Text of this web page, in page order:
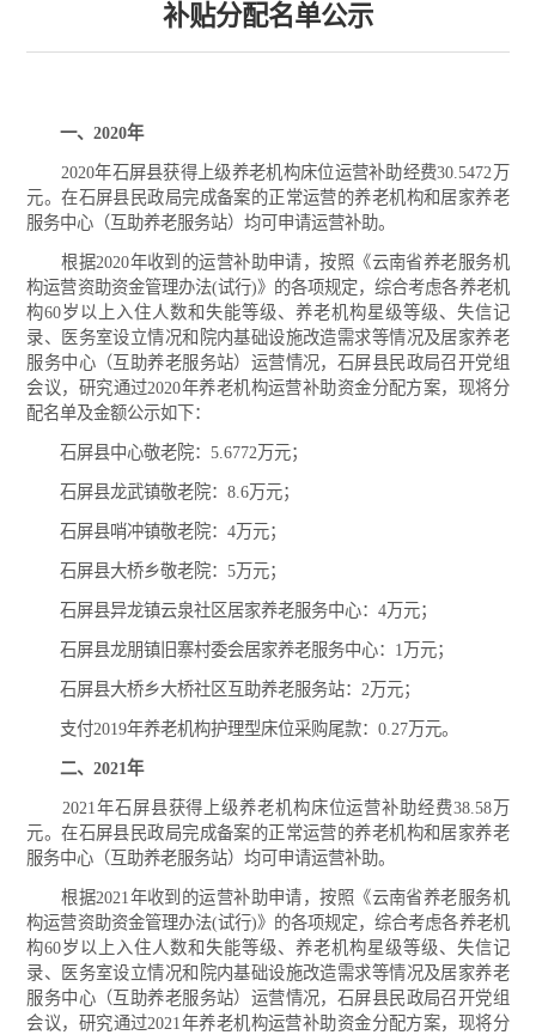
补贴分配名单公示
一、2020年
2020年石屏县获得上级养老机构床位运营补助经费30.5472万
元。在石屏县民政局完成备案的正常运营的养老机构和居家养老
服务中心（互助养老服务站）均可申请运营补助。
根据2020年收到的运营补助申请，按照《云南省养老服务机
构运营资助资金管理办法(试行)》的各项规定，综合考虑各养老机
构60岁以上入住人数和失能等级、养老机构星级等级、失信记
录、医务室设立情况和院内基础设施改造需求等情况及居家养老
服务中心（互助养老服务站）运营情况，石屏县民政局召开党组
会议，研究通过2020年养老机构运营补助资金分配方案，现将分
配名单及金额公示如下：
石屏县中心敬老院：5.6772万元；
石屏县龙武镇敬老院：8.6万元；
石屏县哨冲镇敬老院：4万元；
石屏县大桥乡敬老院：5万元；
石屏县异龙镇云泉社区居家养老服务中心：4万元；
石屏县龙朋镇旧寨村委会居家养老服务中心：1万元；
石屏县大桥乡大桥社区互助养老服务站：2万元；
支付2019年养老机构护理型床位采购尾款：0.27万元。
二、2021年
2021年石屏县获得上级养老机构床位运营补助经费38.58万
元。在石屏县民政局完成备案的正常运营的养老机构和居家养老
服务中心（互助养老服务站）均可申请运营补助。
根据2021年收到的运营补助申请，按照《云南省养老服务机
构运营资助资金管理办法(试行)》的各项规定，综合考虑各养老机
构60岁以上入住人数和失能等级、养老机构星级等级、失信记
录、医务室设立情况和院内基础设施改造需求等情况及居家养老
服务中心（互助养老服务站）运营情况，石屏县民政局召开党组
会议，研究通过2021年养老机构运营补助资金分配方案，现将分